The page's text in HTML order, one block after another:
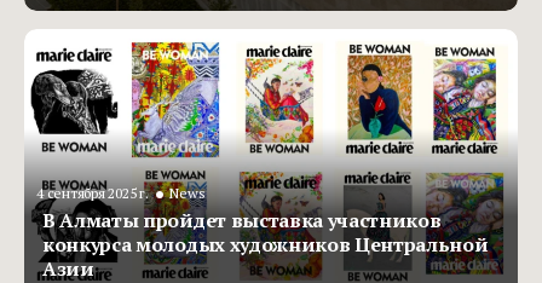
4 сентября 2025 г. • News
В Алматы пройдет выставка участников
конкурса молодых художников Центральной
Азии